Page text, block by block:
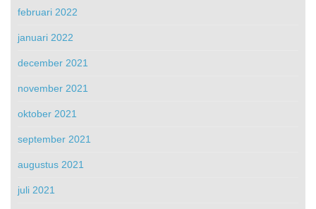
februari 2022
januari 2022
december 2021
november 2021
oktober 2021
september 2021
augustus 2021
juli 2021